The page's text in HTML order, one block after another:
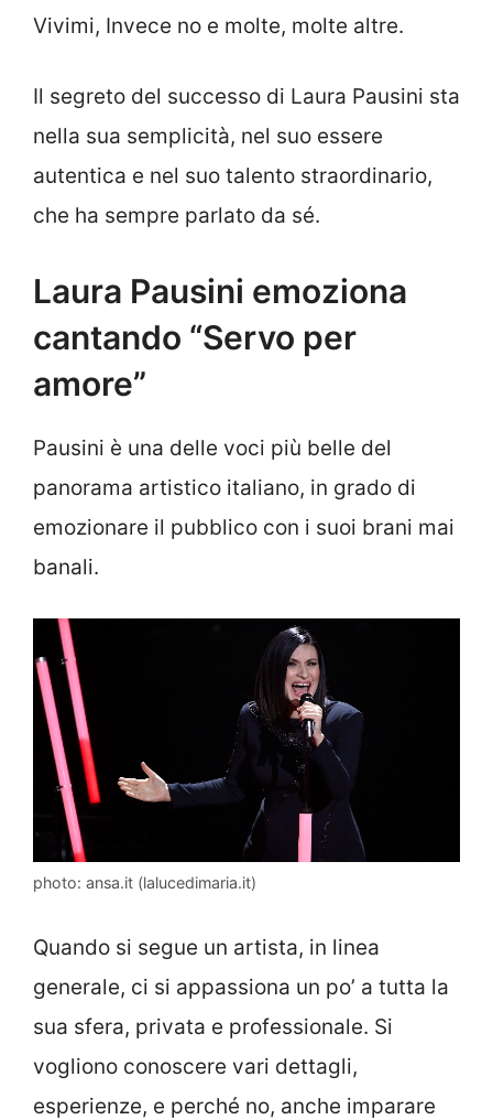
Vivimi, Invece no e molte, molte altre.
Il segreto del successo di Laura Pausini sta
nella sua semplicità, nel suo essere
autentica e nel suo talento straordinario,
che ha sempre parlato da sé.
Laura Pausini emoziona
cantando “Servo per
amore”
Pausini è una delle voci più belle del
panorama artistico italiano, in grado di
emozionare il pubblico con i suoi brani mai
banali.
photo: ansa.it (lalucedimaria.it)
Quando si segue un artista, in linea
generale, ci si appassiona un po’ a tutta la
sua sfera, privata e professionale. Si
vogliono conoscere vari dettagli,
esperienze, e perché no, anche imparare